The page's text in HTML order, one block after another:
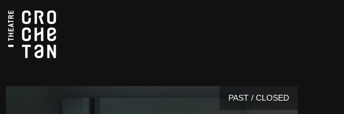
PAST / CLOSED